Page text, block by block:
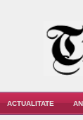
ACTUALITATE